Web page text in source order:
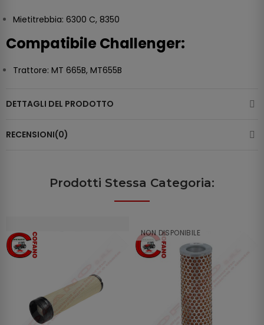
Mietitrebbia: 6300 C, 8350
Compatibile Challenger:
Trattore: MT 665B, MT655B
DETTAGLI DEL PRODOTTO
RECENSIONI(0)
Prodotti Stessa Categoria:
NON DISPONIBILE